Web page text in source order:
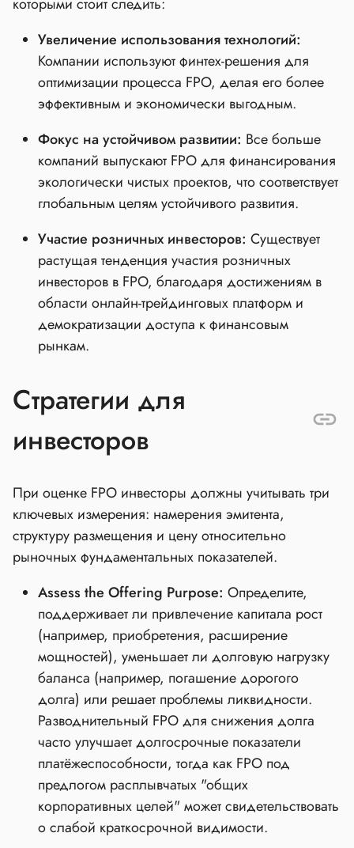
которыми стоит следить:
Увеличение использования технологий:
Компании используют финтех-решения для
оптимизации процесса FPO, делая его более
эффективным и экономически выгодным.
Фокус на устойчивом развитии: Все больше
компаний выпускают FPO для финансирования
экологически чистых проектов, что соответствует
глобальным целям устойчивого развития.
Участие розничных инвесторов: Существует
растущая тенденция участия розничных
инвесторов в FPO, благодаря достижениям в
области онлайн-трейдинговых платформ и
демократизации доступа к финансовым
рынкам.
Стратегии для
инвесторов
При оценке FPO инвесторы должны учитывать три
ключевых измерения: намерения эмитента,
структуру размещения и цену относительно
рыночных фундаментальных показателей.
Assess the Offering Purpose: Определите,
поддерживает ли привлечение капитала рост
(например, приобретения, расширение
мощностей), уменьшает ли долговую нагрузку
баланса (например, погашение дорогого
долга) или решает проблемы ликвидности.
Разводнительный FPO для снижения долга
часто улучшает долгосрочные показатели
платёжеспособности, тогда как FPO под
предлогом расплывчатых "общих
корпоративных целей" может свидетельствовать
о слабой краткосрочной видимости.